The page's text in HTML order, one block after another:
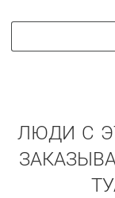
ЛЮДИ С